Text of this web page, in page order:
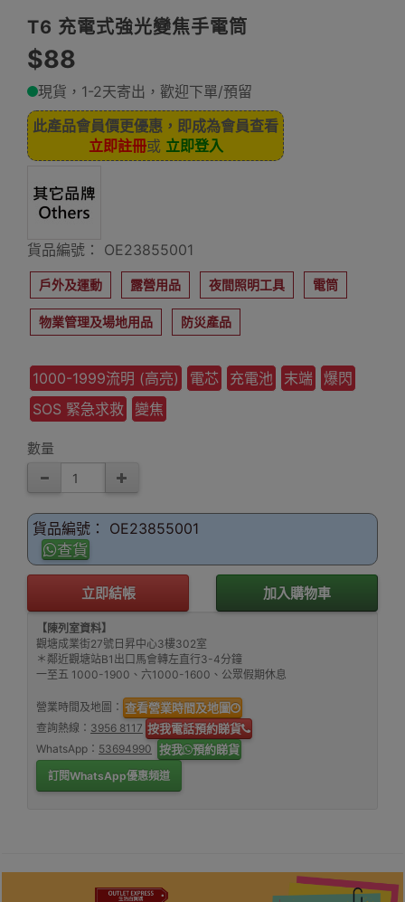
T6 充電式強光變焦手電筒
$88
現貨，1-2天寄出，歡迎下單/預留
此產品會員價更優惠，即成為會員查看
立即註冊或 立即登入
貨品編號： OE23855001
戶外及運動 露營用品 夜間照明工具 電筒
物業管理及場地用品 防災產品
1000-1999流明 (高亮) 電芯 充電池 末端 爆閃
SOS 緊急求救
變焦
數量
貨品編號： OE23855001
查貨
立即結帳 加入購物車
【陳列室資料】
觀塘成業街27號日昇中心3樓302室
＊鄰近觀塘站B1出口馬會轉左直行3-4分鐘
一至五 1000-1900、六1000-1600、公眾假期休息
營業時間及地圖： 查看營業時間及地圖
查詢熱線： 3956 8117 按我電話預約睇貨
WhatsApp： 53694990 按我 預約睇貨
訂閱WhatsApp優惠頻道